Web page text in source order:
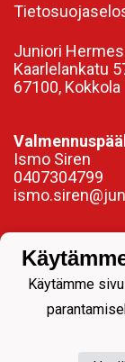
Juniori Hermes
Kaarlelankatu
67100, Kokkola
Ismo Siren
0407304799
Käytämme